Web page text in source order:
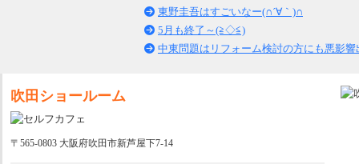
東野圭吾はすごいなー(∩´∀｀)∩
5月も終了～(≧◇≦)
中東問題はリフォーム検討の方にも悪影響
吹田ショールーム
〒565-0803 大阪府吹田市新芦屋下7-14
名古屋リフォーム&増改築のニッカホーム株式会社